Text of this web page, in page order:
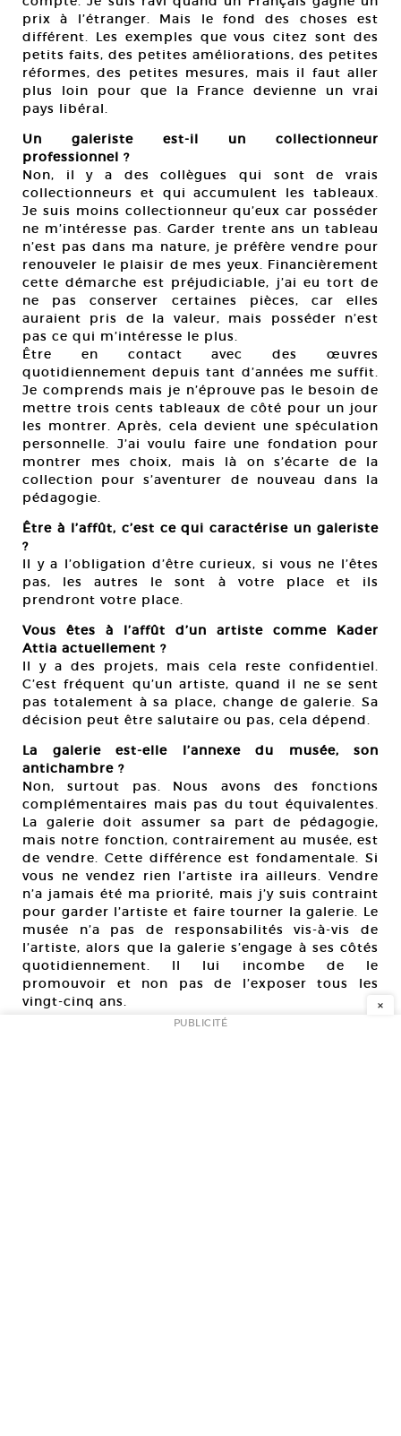
prix à l’étranger. Mais le fond des choses est
différent. Les exemples que vous citez sont des
petits faits, des petites améliorations, des petites
réformes, des petites mesures, mais il faut aller
plus loin pour que la France devienne un vrai
pays libéral.
Un galeriste est-il un collectionneur
professionnel ?
Non, il y a des collègues qui sont de vrais
collectionneurs et qui accumulent les tableaux.
Je suis moins collectionneur qu’eux car posséder
ne m’intéresse pas. Garder trente ans un tableau
n’est pas dans ma nature, je préfère vendre pour
renouveler le plaisir de mes yeux. Financièrement
cette démarche est préjudiciable, j’ai eu tort de
ne pas conserver certaines pièces, car elles
auraient pris de la valeur, mais posséder n’est
pas ce qui m’intéresse le plus.
Être en contact avec des œuvres
quotidiennement depuis tant d’années me suffit.
Je comprends mais je n’éprouve pas le besoin de
mettre trois cents tableaux de côté pour un jour
les montrer. Après, cela devient une spéculation
personnelle. J’ai voulu faire une fondation pour
montrer mes choix, mais là on s’écarte de la
collection pour s’aventurer de nouveau dans la
pédagogie.
Être à l’affût, c’est ce qui caractérise un galeriste
?
Il y a l’obligation d’être curieux, si vous ne l’êtes
pas, les autres le sont à votre place et ils
prendront votre place.
Vous êtes à l’affût d’un artiste comme Kader
Attia actuellement ?
Il y a des projets, mais cela reste confidentiel.
C’est fréquent qu’un artiste, quand il ne se sent
pas totalement à sa place, change de galerie. Sa
décision peut être salutaire ou pas, cela dépend.
La galerie est-elle l’annexe du musée, son
antichambre ?
Non, surtout pas. Nous avons des fonctions
complémentaires mais pas du tout équivalentes.
La galerie doit assumer sa part de pédagogie,
mais notre fonction, contrairement au musée, est
de vendre. Cette différence est fondamentale. Si
vous ne vendez rien l’artiste ira ailleurs. Vendre
n’a jamais été ma priorité, mais j’y suis contraint
pour garder l’artiste et faire tourner la galerie. Le
musée n’a pas de responsabilités vis-à-vis de
l’artiste, alors que la galerie s’engage à ses côtés
quotidiennement. Il lui incombe de le
promouvoir et non pas de l’exposer tous les
vingt-cinq ans.
Votre galerie sent la peinture contrairement à
×
PUBLICITÉ